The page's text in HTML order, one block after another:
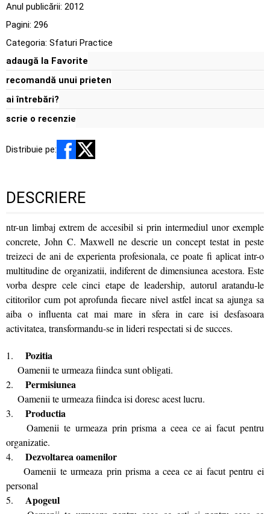
Anul publicării: 2012
Pagini: 296
Categoria: Sfaturi Practice
adaugă la Favorite
recomandă unui prieten
ai întrebări?
scrie o recenzie
Distribuie pe:
DESCRIERE
ntr-un limbaj extrem de accesibil si prin intermediul unor exemple
concrete, John C. Maxwell ne descrie un concept testat in peste
treizeci de ani de experienta profesionala, ce poate fi aplicat intr-o
multitudine de organizatii, indiferent de dimensiunea acestora. Este
vorba despre cele cinci etape de leadership, autorul aratandu-le
cititorilor cum pot aprofunda fiecare nivel astfel incat sa ajunga sa
aiba o influenta cat mai mare in sfera in care isi desfasoara
activitatea, transformandu-se in lideri respectati si de succes.
1. Pozitia
Oamenii te urmeaza fiindca sunt obligati.
2. Permisiunea
Oamenii te urmeaza fiindca isi doresc acest lucru.
3. Productia
Oamenii te urmeaza prin prisma a ceea ce ai facut pentru
organizatie.
4. Dezvoltarea oamenilor
Oamenii te urmeaza prin prisma a ceea ce ai facut pentru ei
personal
5. Apogeul